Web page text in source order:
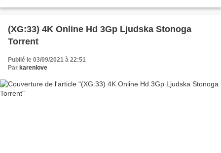
(XG:33) 4K Online Hd 3Gp Ljudska Stonoga
Torrent
Publié le 03/09/2021 à 22:51
Par karenlove